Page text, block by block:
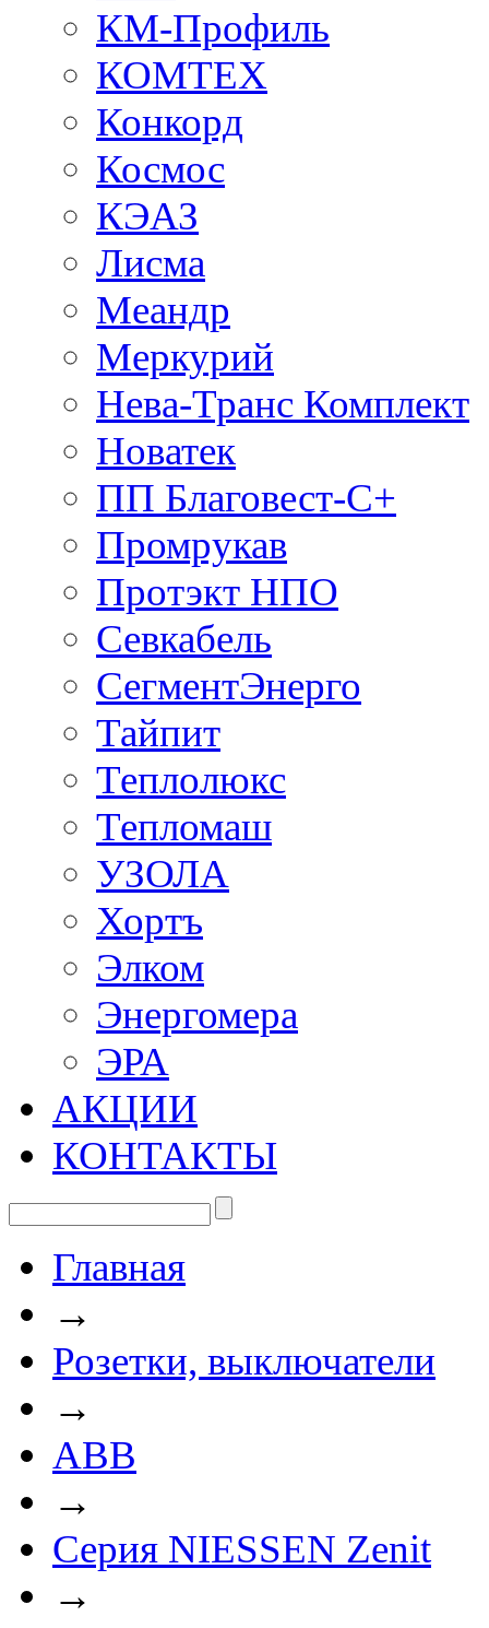
КМ-Профиль
КОМТЕХ
Конкорд
Космос
КЭАЗ
Лисма
Меандр
Меркурий
Нева-Транс Комплект
Новатек
ПП Благовест-С+
Промрукав
Протэкт НПО
Севкабель
СегментЭнерго
Тайпит
Теплолюкс
Тепломаш
УЗОЛА
Хортъ
Элком
Энергомера
ЭРА
АКЦИИ
КОНТАКТЫ
Главная
→
Розетки, выключатели
→
ABB
→
Серия NIESSEN Zenit
→